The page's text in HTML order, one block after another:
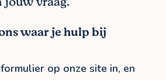
waar je hulp bij
op onze site in, en